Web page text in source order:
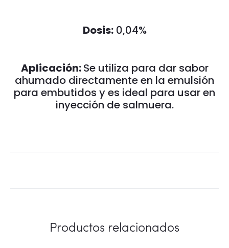
Dosis:0,04%
Aplicación:Se utiliza para dar sabor
ahumado directamente en la emulsión
para embutidos y es ideal para usar en
inyección de salmuera.
Productos relacionados